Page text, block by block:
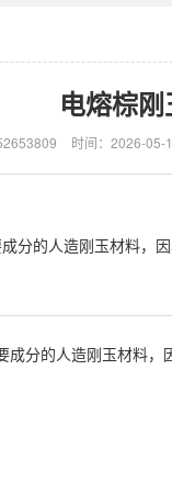
电熔棕
时间：2026-05-
分的人造刚玉材料
分的人造刚玉材料，